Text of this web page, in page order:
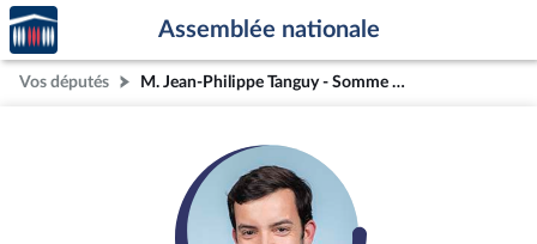
Aller au contenu
Aller en bas de la page
Accèder
à la
page
d'accueil
Assemblée nationale
Vos députés M. Jean-Philippe Tanguy - Somme (4e circonscription)